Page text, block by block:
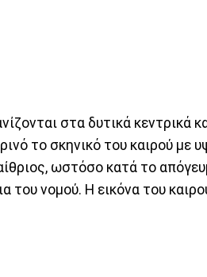
στα δυτικά κεντρικά
το σκηνικό του καιρού με
ωστόσο κατά το
του νομού. Η εικόνα του